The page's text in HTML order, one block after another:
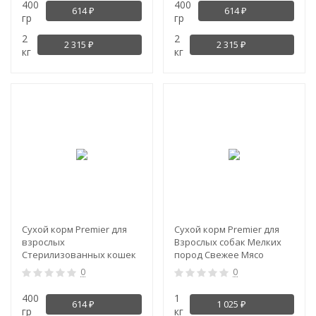
400
гр
614₽
2
кг
2 315 ₽
400
гр
614₽
2
кг
2 315 ₽
Сухой корм Premier для
взрослых
Стерилизованных кошек
со Свежим Лососем и
Индейкой (Cat
Salmon&Turkey STERILISED)
0
400
гр
614₽
Сухой корм Premier для
Взрослых собак Мелких
пород Свежее Мясо
Ягненка с Индейкой
0
1
кг
1 025 ₽